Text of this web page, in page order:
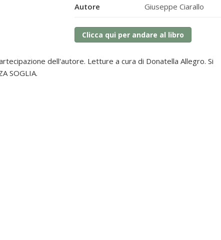
Autore Giuseppe Ciarallo
Clicca qui per andare al libro
dell'autore. Letture a cura di Donatella Allegro. Si
SOGLIA.